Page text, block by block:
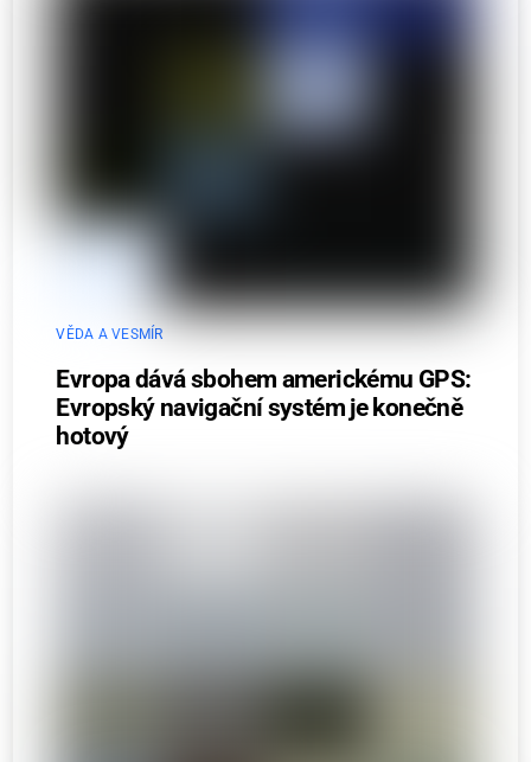
VĚDA A VESMÍR
Evropa dává sbohem americkému GPS:
Evropský navigační systém je konečně
hotový